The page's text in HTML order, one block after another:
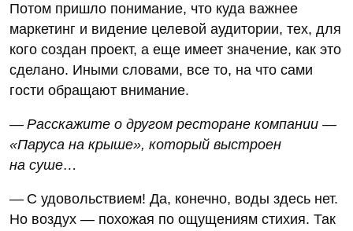
Потом пришло понимание, что куда важнее
маркетинг и видение целевой аудитории, тех, для
кого создан проект, а еще имеет значение, как это
сделано. Иными словами, все то, на что сами
гости обращают внимание.
— Расскажите о другом ресторане компании —
«Паруса на крыше», который выстроен
на суше…
— С удовольствием! Да, конечно, воды здесь нет.
Но воздух — похожая по ощущениям стихия. Так